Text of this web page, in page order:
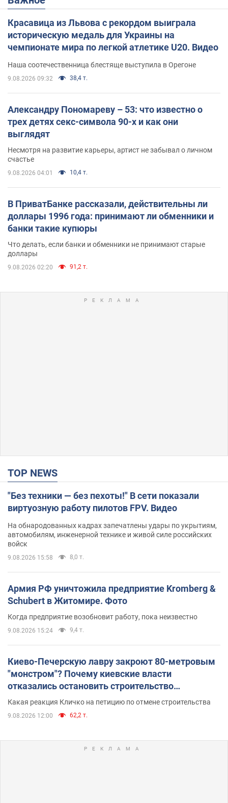
Красавица из Львова с рекордом выиграла
историческую медаль для Украины на
чемпионате мира по легкой атлетике U20. Видео
Наша соотечественница блестяще выступила в Орегоне
9.08.2026 09:32 38,4 т.
Александру Пономареву – 53: что известно о
трех детях секс-символа 90-х и как они
выглядят
Несмотря на развитие карьеры, артист не забывал о личном
счастье
9.08.2026 04:01 10,4 т.
В ПриватБанке рассказали, действительны ли
доллары 1996 года: принимают ли обменники и
банки такие купюры
Что делать, если банки и обменники не принимают старые
доллары
9.08.2026 02:20 91,2 т.
TOP NEWS
"Без техники — без пехоты!" В сети показали
виртуозную работу пилотов FPV. Видео
На обнародованных кадрах запечатлены удары по укрытиям,
автомобилям, инженерной технике и живой силе российских
войск
9.08.2026 15:58 8,0 т.
Армия РФ уничтожила предприятие Kromberg &
Schubert в Житомире. Фото
Когда предприятие возобновит работу, пока неизвестно
9.08.2026 15:24 9,4 т.
Киево-Печерскую лавру закроют 80-метровым
"монстром"? Почему киевские власти
отказались остановить строительство
небоскреба "московского верующего"
Какая реакция Кличко на петицию по отмене строительства
9.08.2026 12:00 62,2 т.